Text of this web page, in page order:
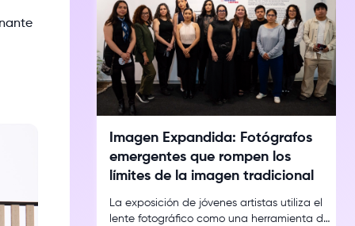
Imagen Expandida: Fotógrafos
emergentes que rompen los
límites de la imagen tradicional
La exposición de jóvenes artistas utiliza el
lente fotográfico como una herramienta de